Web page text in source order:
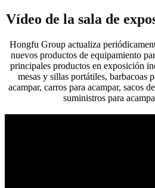
Vídeo de la sala de
Hongfu Group actualiza
nuevos productos de equipamiento
principales productos en exposición
mesas y sillas portátiles, barbacoas
acampar, carros para acampar, sacos
suministros para